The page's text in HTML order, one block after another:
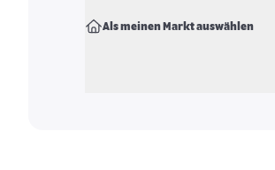
Als meinen Markt auswählen